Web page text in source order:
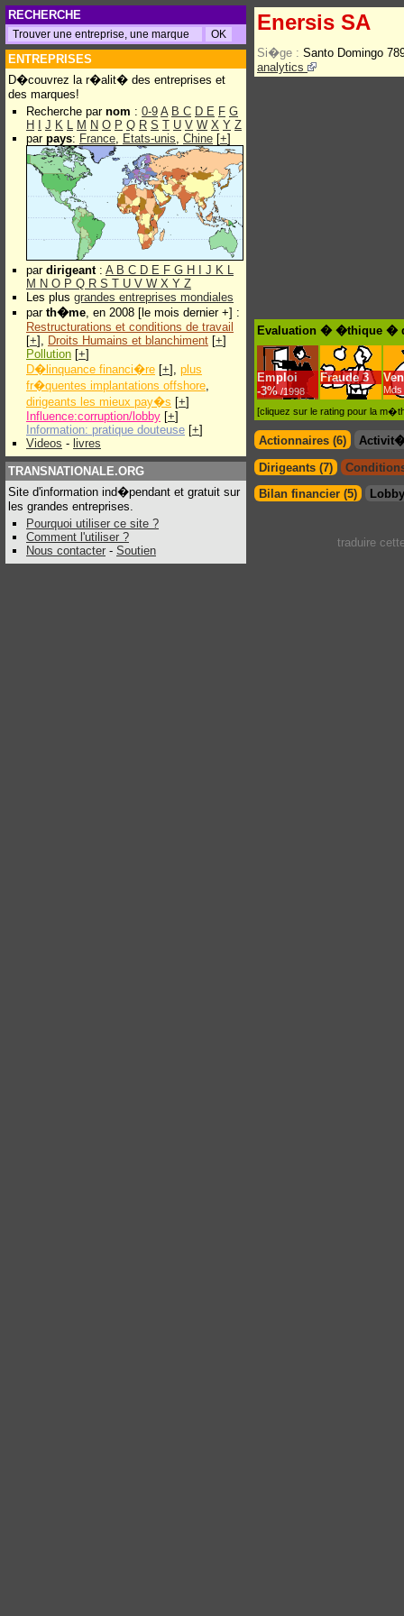
RECHERCHE
ENTREPRISES
D�couvrez la r�alit� des entreprises et
des marques!
Recherche par nom : 0-9 A B C D E F G
H
J K L M N O P Q R S T U V W X Y Z
par pays: France, Etats-unis, Chine [+]
par dirigeant: A B C D E F G H J K L
M N O P Q R S T U V W X Y Z
Les plus grandes entreprises mondiales
par th�me, en 2008 [le mois dernier +] :
Restructurations et conditions de travail
[+], Droits Humains et blanchiment [+]
Pollution [+]
D�linquance financi�re [+], plus
fr�quentes implantations offshore,
dirigeants les mieux pay�s [+]
Influence:corruption/lobby [+]
Information: pratique douteuse [+]
Videos - livres
TRANSNATIONALE.ORG
Site d'information ind�pendant et gratuit sur
les grandes entreprises.
Pourquoi utiliser ce site ?
Comment l'utiliser ?
Nous contacter - Soutien
Enersis SA
Si�ge : Santo Domingo
analytics
Evaluation � �thique �
Emploi
-3% /1998
Fraude 3
[cliquez sur le rating pour la
Actionnaires (6)
Dirigeants (7)
Bilan financier (5)
traduire